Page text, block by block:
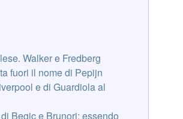
Walker e Fredberg
fuori il nome di Pepijn
e di Guardiola al
Begic e Brunori: essendo